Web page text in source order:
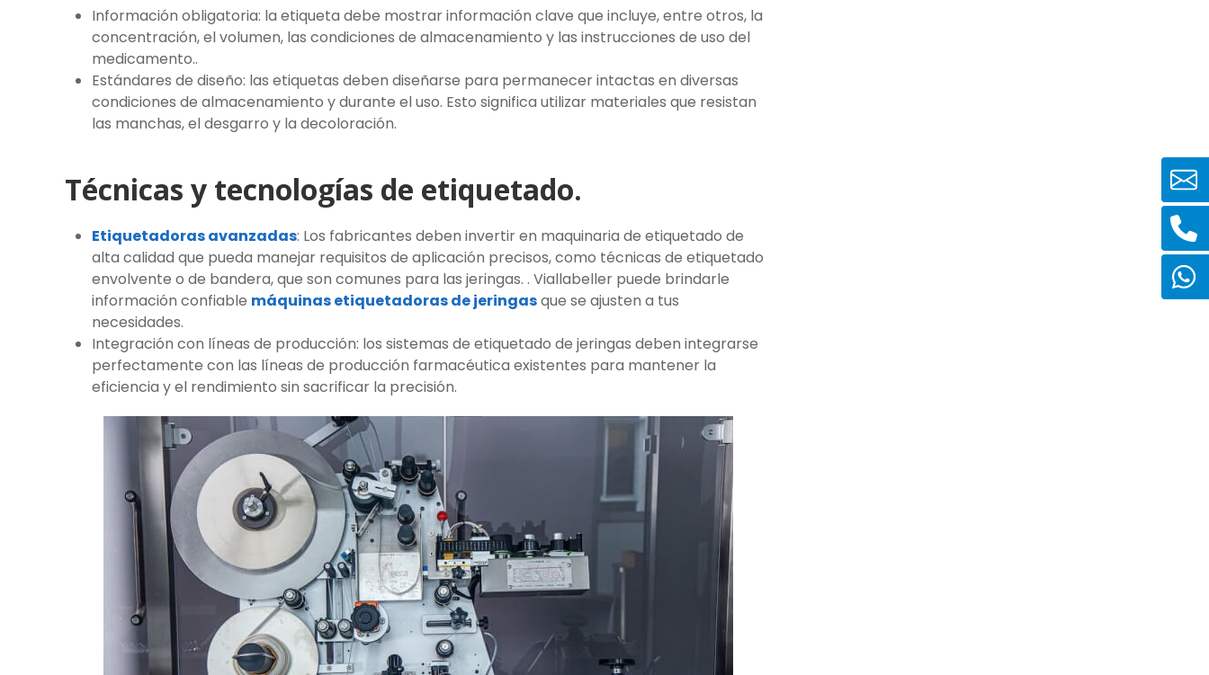
Información obligatoria: la etiqueta debe mostrar información clave que incluye, entre otros, la
concentración, el volumen, las condiciones de almacenamiento y las instrucciones de uso del
medicamento..
Estándares de diseño: las etiquetas deben diseñarse para permanecer intactas en diversas
condiciones de almacenamiento y durante el uso. Esto significa utilizar materiales que resistan
las manchas, el desgarro y la decoloración.
Técnicas y tecnologías de etiquetado.
Etiquetadoras avanzadas: Los fabricantes deben invertir en maquinaria de etiquetado de
alta calidad que pueda manejar requisitos de aplicación precisos, como técnicas de etiquetado
envolvente o de bandera, que son comunes para las jeringas. . Viallabeller puede brindarle
información confiable máquinas etiquetadoras de jeringasque se ajusten a tus
necesidades.
Integración con líneas de producción: los sistemas de etiquetado de jeringas deben integrarse
perfectamente con las líneas de producción farmacéutica existentes para mantener la
eficiencia y el rendimiento sin sacrificar la precisión.